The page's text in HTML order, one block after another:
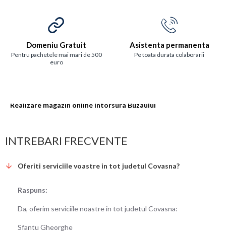
Domeniu Gratuit
Pentru pachetele mai mari de 500
euro
Asistenta permanenta
Pe toata durata colaborarii
Realizare magazin online Intorsura Buzaului
INTREBARI FRECVENTE
Oferiti serviciile voastre in tot judetul Covasna?
Raspuns:
Da, oferim serviciile noastre in tot judetul Covasna:
Sfantu Gheorghe